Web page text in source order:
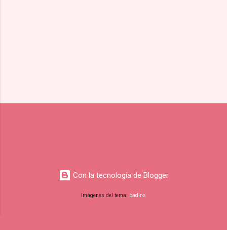
Con la tecnología de Blogger
Imágenes del tema: badins